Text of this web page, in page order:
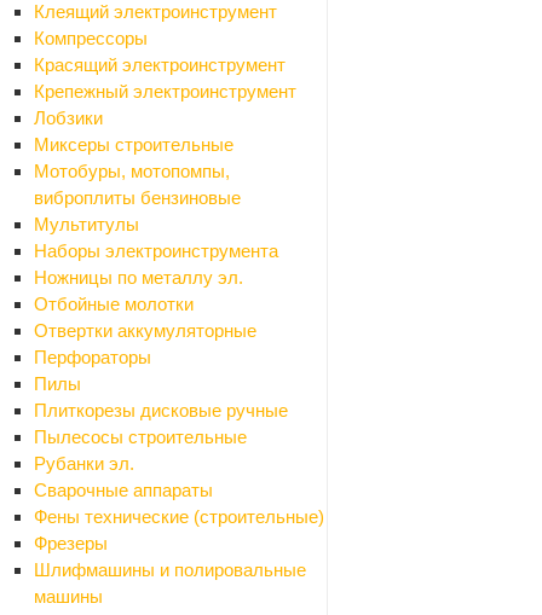
Клеящий электроинструмент
Компрессоры
Красящий электроинструмент
Крепежный электроинструмент
Лобзики
Миксеры строительные
Мотобуры, мотопомпы,
виброплиты бензиновые
Мультитулы
Наборы электроинструмента
Ножницы по металлу эл.
Отбойные молотки
Отвертки аккумуляторные
Перфораторы
Пилы
Плиткорезы дисковые ручные
Пылесосы строительные
Рубанки эл.
Сварочные аппараты
Фены технические (строительные)
Фрезеры
Шлифмашины и полировальные
машины
Вопрос*
Я согласен наобработку персональных данных